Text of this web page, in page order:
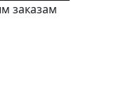
заказам